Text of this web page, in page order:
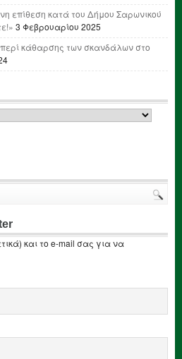
επίθεση κατά του Δήμου Σαρωνικού
3 Φεβρουαρίου 2025
κάθαρσης των σκανδάλων στο
και το e-mail σας για να